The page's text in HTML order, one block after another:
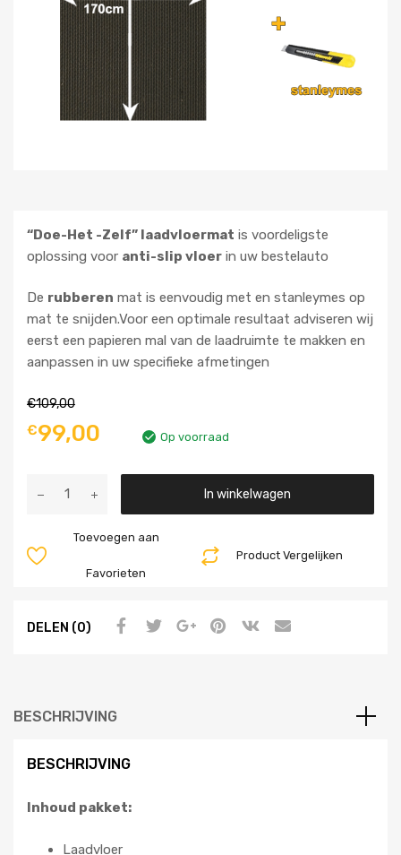
“Doe-Het -Zelf” laadvloermat is voordeligste
oplossing voor anti-slip vloer in uw bestelauto
De rubberen mat is eenvoudig met en stanleymes op
mat te snijden.Voor een optimale resultaat adviseren wij
eerst een papieren mal van de laadruimte te makken en
aanpassen in uw specifieke afmetingen
€109,00
€99,00 Op voorraad
In winkelwagen
Product Vergelijken
Toevoegen aan
Favorieten
DELEN (0)
BESCHRIJVING
BESCHRIJVING
Inhoud pakket:
Laadvloer